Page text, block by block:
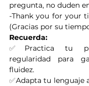
pregunta, no duden
-Thank you for your
(Gracias por su
Recuerda:
✅ Practica tu
regularidad para
fluidez.
✅Adapta tu lenguaje